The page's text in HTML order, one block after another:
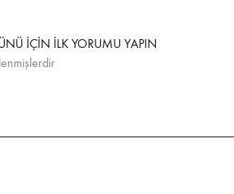
IÇIN ILK YORUMU YAPIN